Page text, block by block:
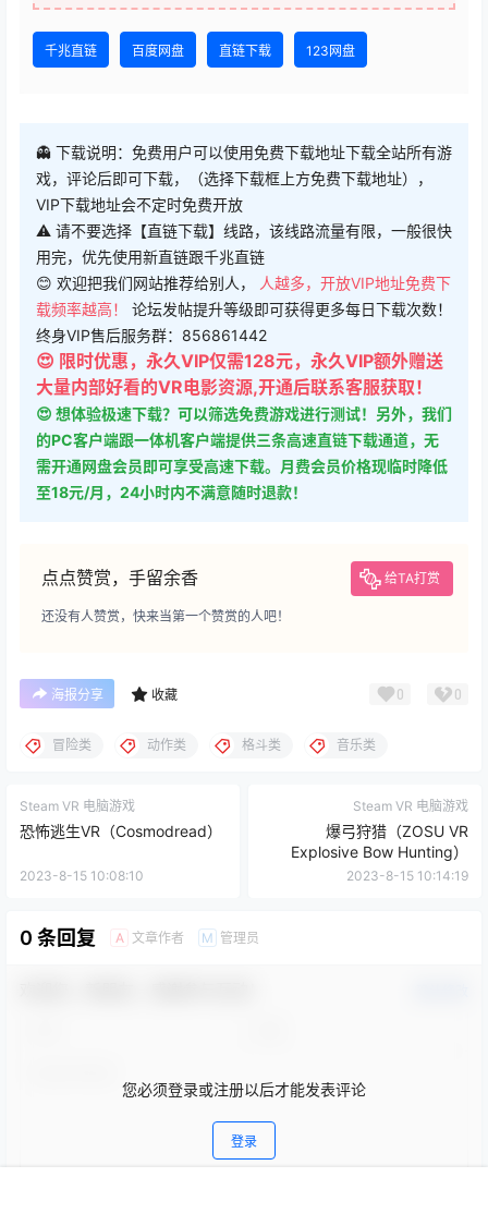
千兆直链 百度网盘 直链下载 123网盘
👻 下载说明：免费用户可以使用免费下载地址下载全站所有游
戏，评论后即可下载，（选择下载框上方免费下载地址），
VIP下载地址会不定时免费开放
⚠ 请不要选择【直链下载】线路，该线路流量有限，一般很快
用完，优先使用新直链跟千兆直链
😊 欢迎把我们网站推荐给别人，
人越多，开放VIP地址免费下
载频率越高！ 论坛发帖提升等级即可获得更多每日下载次数！
终身VIP售后服务群：856861442
😍 限时优惠，永久VIP仅需128元，永久VIP额外赠送
大量内部好看的VR电影资源,开通后联系客服获取！
😍 想体验极速下载？可以筛选免费游戏进行测试！另外，我们
的PC客户端跟一体机客户端提供三条高速直链下载通道，无
需开通网盘会员即可享受高速下载。月费会员价格现临时降低
至18元/月，24小时内不满意随时退款！
点点赞赏，手留余香 给TA打赏
还没有人赞赏，快来当第一个赞赏的人吧！
海报分享 收藏 0 0
冒险类 动作类 格斗类 音乐类
Steam VR 电脑游戏
恐怖逃生VR（Cosmodread）
2023-8-15 10:08:10
Steam VR 电脑游戏
爆弓狩猎（ZOSU VR
Explosive Bow Hunting）
2023-8-15 10:14:19
0 条回复 A 文章作者 M 管理员
您必须登录或注册以后才能发表评论
登录